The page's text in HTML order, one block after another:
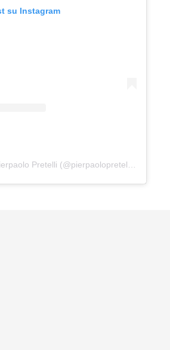
su Instagram